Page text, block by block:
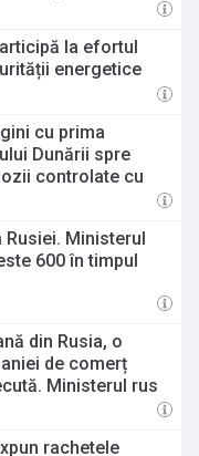
la efortul
energetice
cu prima
Dunării spre
controlate cu
Rusiei. Ministerul
600 în timpul
din Rusia, o
de comerț
Ministerul rus
635 de drone
rachetele